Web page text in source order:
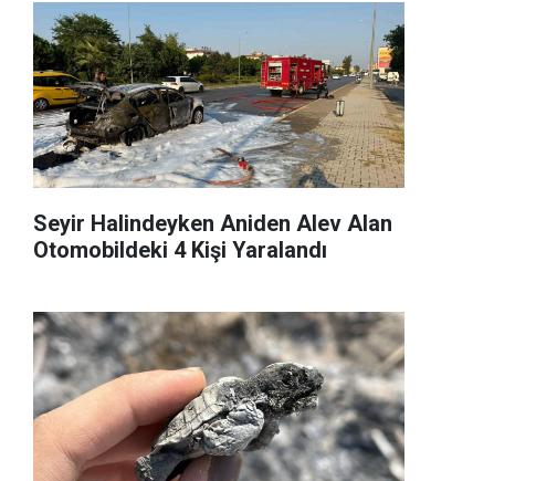
Seyir Halindeyken Aniden Alev Alan
Otomobildeki 4 Kişi Yaralandı